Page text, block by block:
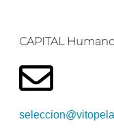
CAPITAL